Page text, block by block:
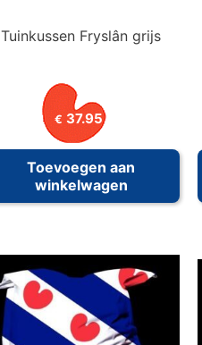
Tuinkussen Fryslân grijs
€ 37.95
Toevoegen aan
winkelwagen